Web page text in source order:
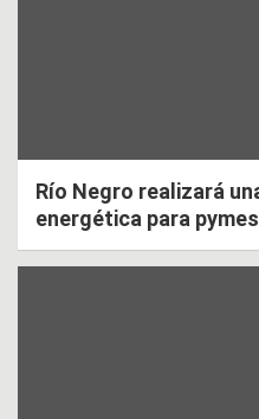
Río Negro realizará
energética para pymes